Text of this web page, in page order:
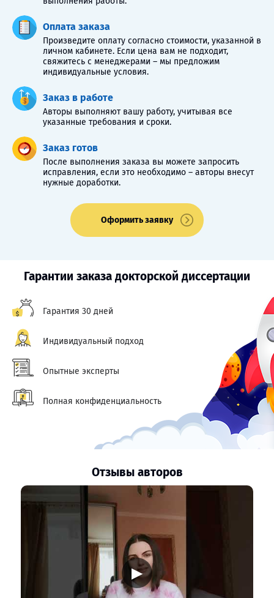
Оплата заказа
Произведите оплату согласно стоимости, указанной в
личном кабинете. Если цена вам не подходит,
свяжитесь с менеджерами – мы предложим
индивидуальные условия.
Заказ в работе
Авторы выполняют вашу работу, учитывая все
указанные требования и сроки.
Заказ готов
После выполнения заказа вы можете запросить
исправления, если это необходимо – авторы внесут
нужные доработки.
Оформить заявку
Гарантии заказа докторской диссертации
Гарантия 30 дней
Индивидуальный подход
Опытные эксперты
Полная конфиденциальность
Отзывы авторов
▶